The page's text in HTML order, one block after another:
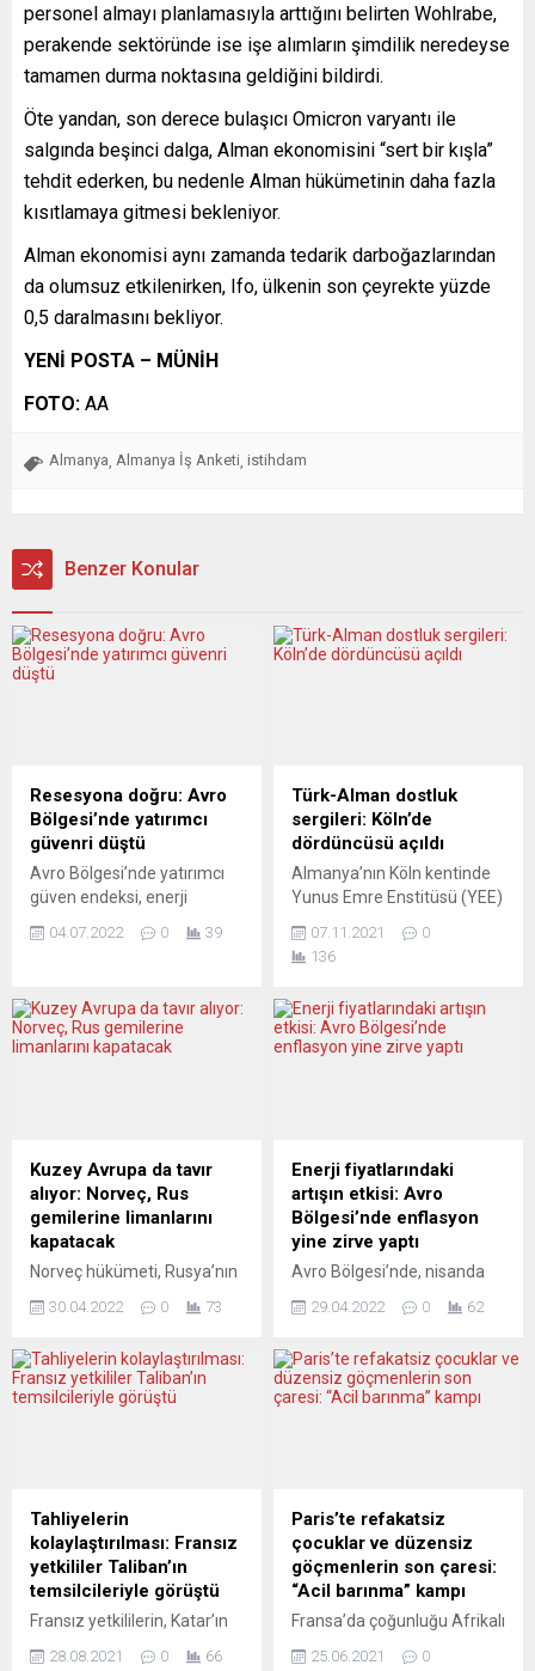
personel almayı planlamasıyla arttığını belirten Wohlrabe,
perakende sektöründe ise işe alımların şimdilik neredeyse
tamamen durma noktasına geldiğini bildirdi.
Öte yandan, son derece bulaşıcı Omicron varyantı ile
salgında beşinci dalga, Alman ekonomisini “sert bir kışla”
tehdit ederken, bu nedenle Alman hükümetinin daha fazla
kısıtlamaya gitmesi bekleniyor.
Alman ekonomisi aynı zamanda tedarik darboğazlarından
da olumsuz etkilenirken, Ifo, ülkenin son çeyrekte yüzde
0,5 daralmasını bekliyor.
YENİ POSTA – MÜNİH
FOTO: AA
Almanya Almanya İş Anketi istihdam
Benzer Konular
Resesyona doğru: Avro
Bölgesi’nde yatırımcı
güvenri düştü
Avro Bölgesi’nde yatırımcı
güven endeksi, enerji
Mayıs 2020’den beri en
araştırmalar yapan ve
merkezi Frankfurt’ta
Güven Endeksi, bu ay 10,6
puanlık düşüşle eksi 26,4
puana geriledi. Mayıs
2020’den...
04.07.2022 0 39
Türk-Alman dostluk
sergileri: Köln’de
dördüncüsü açıldı
Almanya’nın Köln kentinde
Yunus Emre Enstitüsü (YEE)
Şehir Derneği işbirliğiyle
hazırlanan Türk-Alman
dördüncüsü 5 Aralık’a kadar
sürecek. Köln YEE ofisindeki
Walter Kluth, buradaki
konuşmasında, İstanbul-
Köln arasında faaliyetlerle
beraber kültür köprüsü
kurduklarını söyledi. ...
07.11.2021
0
136
Kuzey Avrupa da tavır
alıyor: Norveç, Rus
gemilerine limanlarını
kapatacak
Norveç hükümeti, Rusya’nın
ötürü Rus gemilerine
aldı. Devlet televizyonu
NRK’de yayınlanan bir
kapsamda ülkedeki
limanların Rus gemilerine
kapatılacağı, Rusya’dan
deniz yoluyla yük
taşımacılığının
yasaklanacağı belirtildi.
Limanların Rus gemilerine 7
30.04.2022 0 73
Enerji fiyatlarındaki
artışın etkisi: Avro
Bölgesi’nde enflasyon
yine zirve yaptı
Avro Bölgesi’nde, nisanda
fiyatlarındaki artışın etkisiyle
kayıtlardaki en yüksek
seviyesine ulaştı. Avrupa
göre, Avro Bölgesi’nde
martta yüzde 7,4 olan yıllık
enflasyon, nisanda yüzde
7,5’e yükseldi. Avro
Bölgesi’nde nisan ayındaki...
29.04.2022 0 62
Tahliyelerin
kolaylaştırılması: Fransız
yetkililer Taliban’ın
temsilcileriyle görüştü
Fransız yetkililerin, Katar’ın
28.08.2021 0 66
Paris’te refakatsiz
çocuklar ve düzensiz
göçmenlerin son çaresi:
“Acil barınma” kampı
Fransa’da çoğunluğu Afrikalı
25.06.2021
0